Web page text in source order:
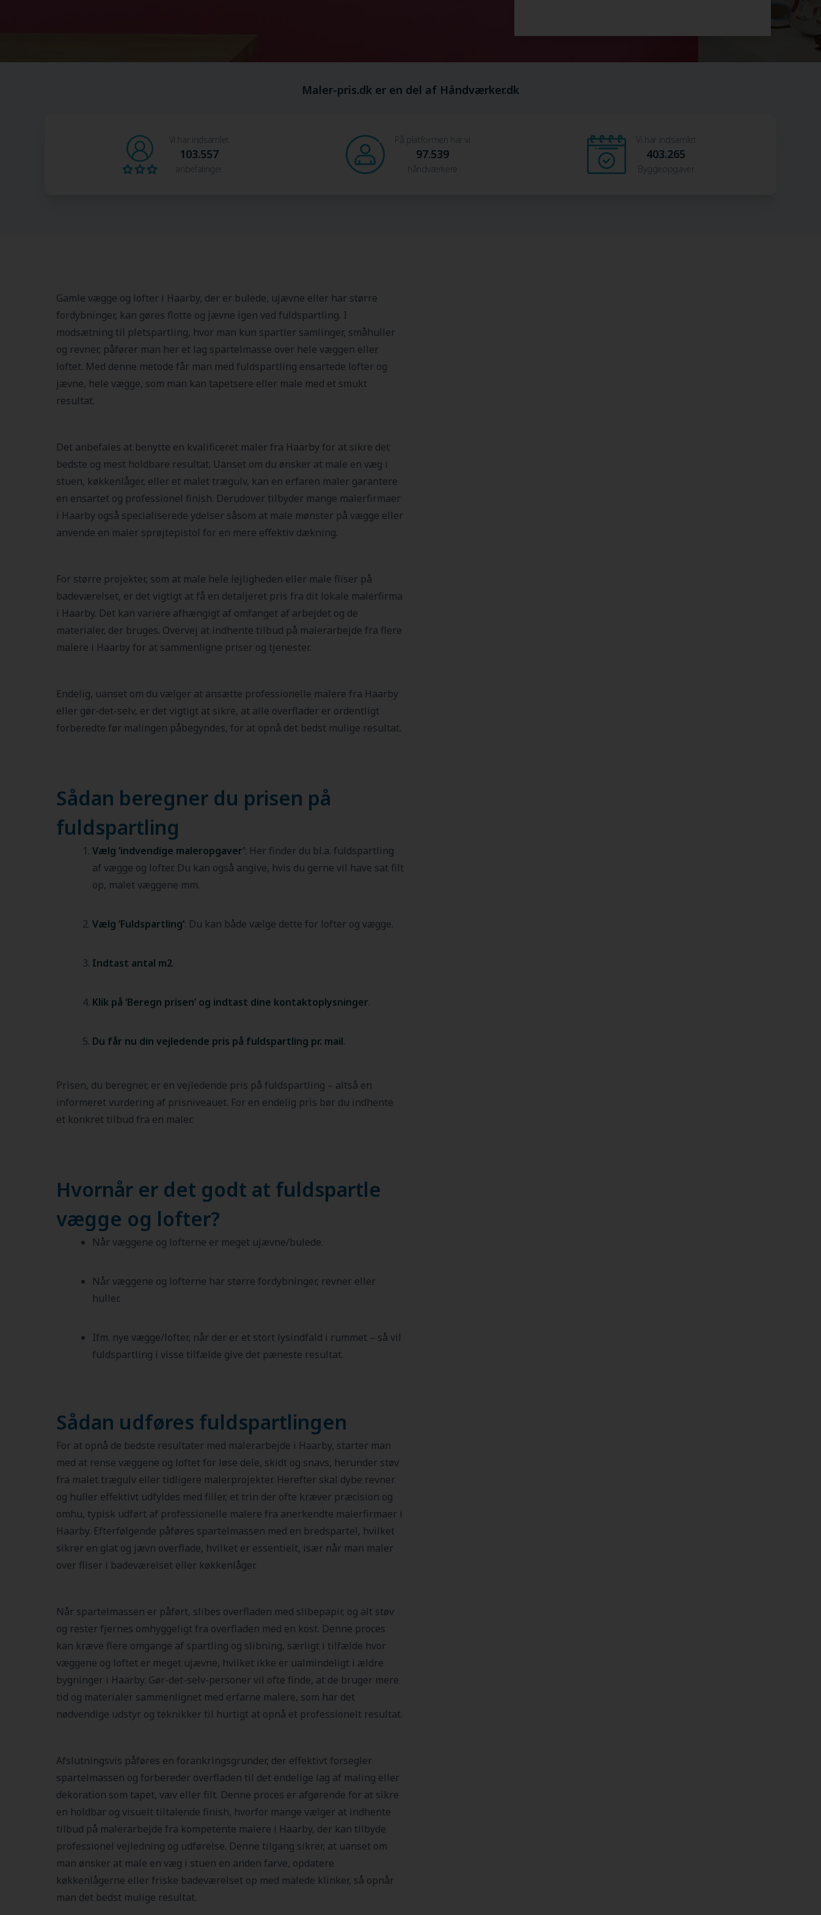
Maler-pris.dk er en del af Håndværker.dk
Vi har indsamlet
103.557
anbefalinger
På platformen har vi
97.539
håndværkere
Vi har indsamlet
403.265
Byggeopgaver
Gamle vægge og lofter i Haarby, der er bulede, ujævne eller har større
fordybninger, kan gøres flotte og jævne igen ved fuldspartling. I
modsætning til pletspartling, hvor man kun spartler samlinger, småhuller
og revner, påfører man her et lag spartelmasse over hele væggen eller
loftet. Med denne metode får man med fuldspartling ensartede lofter og
jævne, hele vægge, som man kan tapetsere eller male med et smukt
resultat.
Det anbefales at benytte en kvalificeret maler fra Haarby for at sikre det
bedste og mest holdbare resultat. Uanset om du ønsker at male en væg i
stuen, køkkenlåger, eller et malet trægulv, kan en erfaren maler garantere
en ensartet og professionel finish. Derudover tilbyder mange malerfirmaer
i Haarby også specialiserede ydelser såsom at male mønster på vægge eller
anvende en maler sprøjtepistol for en mere effektiv dækning.
For større projekter, som at male hele lejligheden eller male fliser på
badeværelset, er det vigtigt at få en detaljeret pris fra dit lokale malerfirma
i Haarby. Det kan variere afhængigt af omfanget af arbejdet og de
materialer, der bruges. Overvej at indhente tilbud på malerarbejde fra flere
malere i Haarby for at sammenligne priser og tjenester.
Endelig, uanset om du vælger at ansætte professionelle malere fra Haarby
eller gør-det-selv, er det vigtigt at sikre, at alle overflader er ordentligt
forberedte før malingen påbegyndes, for at opnå det bedst mulige resultat.
Sådan beregner du prisen på
fuldspartling
Vælg ‘indvendige maleropgaver’: Her finder du bl.a. fuldspartling
af vægge og lofter. Du kan også angive, hvis du gerne vil have sat filt
op, malet væggene mm.
Vælg ‘Fuldspartling’: Du kan både vælge dette for lofter og vægge.
Indtast antal m2.
Klik på ‘Beregn prisen’ og indtast dine kontaktoplysninger.
Du får nu din vejledende pris på fuldspartling pr. mail.
Prisen, du beregner, er en vejledende pris på fuldspartling – altså en
informeret vurdering af prisniveauet. For en endelig pris bør du indhente
et konkret tilbud fra en maler.
Hvornår er det godt at fuldspartle
vægge og lofter?
Når væggene og lofterne er meget ujævne/bulede.
Når væggene og lofterne har større fordybninger, revner eller
huller.
Ifm. nye vægge/lofter, når der er et stort lysindfald i rummet – så vil
fuldspartling i visse tilfælde give det pæneste resultat.
Sådan udføres fuldspartlingen
For at opnå de bedste resultater med malerarbejde i Haarby, starter man
med at rense væggene og loftet for løse dele, skidt og snavs, herunder støv
fra malet trægulv eller tidligere malerprojekter. Herefter skal dybe revner
og huller effektivt udfyldes med filler, et trin der ofte kræver præcision og
omhu, typisk udført af professionelle malere fra anerkendte malerfirmaer i
Haarby. Efterfølgende påføres spartelmassen med en bredspartel, hvilket
sikrer en glat og jævn overflade, hvilket er essentielt, især når man maler
over fliser i badeværelset eller køkkenlåger.
Når spartelmassen er påført, slibes overfladen med slibepapir, og alt støv
og rester fjernes omhyggeligt fra overfladen med en kost. Denne proces
kan kræve flere omgange af spartling og slibning, særligt i tilfælde hvor
væggene og loftet er meget ujævne, hvilket ikke er ualmindeligt i ældre
bygninger i Haarby. Gør-det-selv-personer vil ofte finde, at de bruger mere
tid og materialer sammenlignet med erfarne malere, som har det
nødvendige udstyr og teknikker til hurtigt at opnå et professionelt resultat.
Afslutningsvis påføres en forankringsgrunder, der effektivt forsegler
spartelmassen og forbereder overfladen til det endelige lag af maling eller
dekoration som tapet, væv eller filt. Denne proces er afgørende for at sikre
en holdbar og visuelt tiltalende finish, hvorfor mange vælger at indhente
tilbud på malerarbejde fra kompetente malere i Haarby, der kan tilbyde
professionel vejledning og udførelse. Denne tilgang sikrer, at uanset om
man ønsker at male en væg i stuen en anden farve, opdatere
køkkenlågerne eller friske badeværelset op med malede klinker, så opnår
man det bedst mulige resultat.